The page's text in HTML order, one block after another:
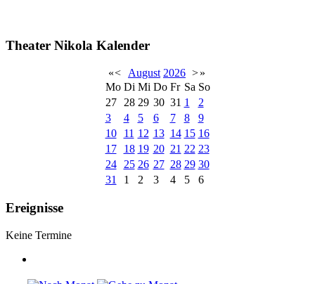
Theater Nikola Kalender
«< August 2026 >»
Mo Di Mi Do Fr Sa So
27
28 29 30 31 1
2
3
4 5 6 7 8
9
10
11 12 13 14 15 16
17
18 19 20 21 22 23
24
25 26 27 28 29 30
31
1 2 3 4 5 6
Ereignisse
Keine Termine